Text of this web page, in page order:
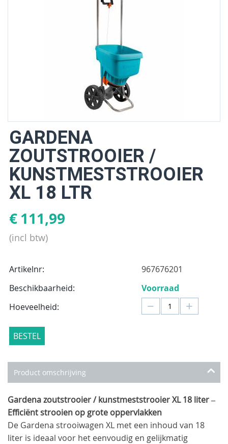
GARDENA
ZOUTSTROOIER /
KUNSTMESTSTROOIER
XL 18 LTR
€111,99
(incl btw)
Artikelnr:
967676201
Beschikbaarheid:
Voorraad
Hoeveelheid:
+
−
BESTEL
Product omschrijving
Gardena zoutstrooier / kunstmeststrooier XL 18 liter –
Efficiënt strooien op grote oppervlakken
De Gardena strooiwagen XL met een inhoud van 18
liter is ideaal voor het eenvoudig en gelijkmatig